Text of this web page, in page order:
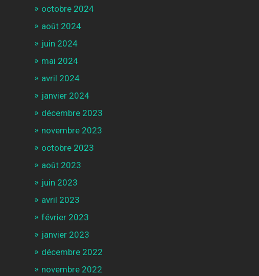
octobre 2024
août 2024
juin 2024
mai 2024
avril 2024
janvier 2024
décembre 2023
novembre 2023
octobre 2023
août 2023
juin 2023
avril 2023
février 2023
janvier 2023
décembre 2022
novembre 2022